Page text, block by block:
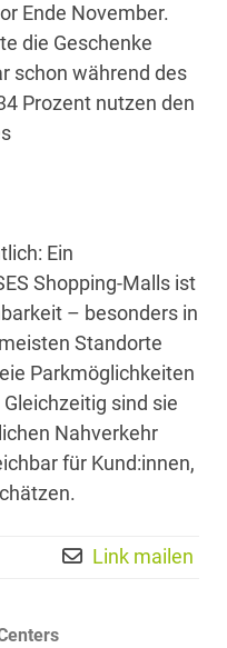
Ende November.
die Geschenke
schon während des
Prozent nutzen den
Ein
Shopping-Malls ist
– besonders in
Standorte
Parkmöglichkeiten
sind sie
Nahverkehr
für Kund:innen,
Link mailen